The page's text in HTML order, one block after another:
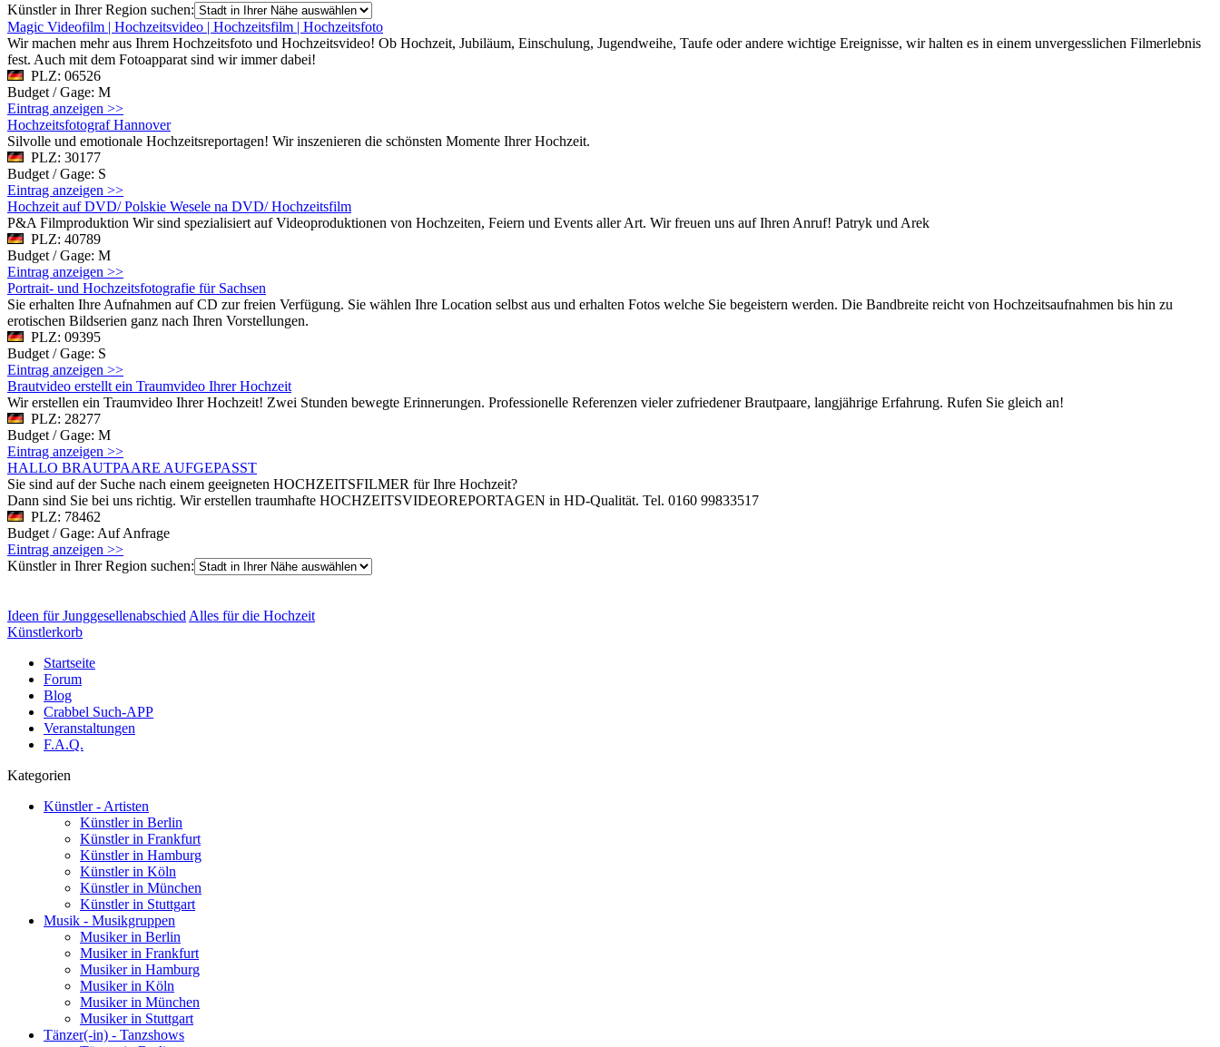
Künstler in Ihrer Region suchen:
Magic Videofilm | Hochzeitsvideo | Hochzeitsfilm | Hochzeitsfoto
Wir machen mehr aus Ihrem Hochzeitsfoto und Hochzeitsvideo! Ob Hochzeit, Jubiläum, Einschulung, Jugendweihe, Taufe oder andere wichtige Ereignisse, wir halten es in einem unvergesslichen Filmerlebnis
fest. Auch mit dem Fotoapparat sind wir immer dabei!
PLZ: 06526
Budget / Gage: M
Eintrag anzeigen >>
Hochzeitsfotograf Hannover
Silvolle und emotionale Hochzeitsreportagen! Wir inszenieren die schönsten Momente Ihrer Hochzeit.
PLZ: 30177
Budget / Gage: S
Eintrag anzeigen >>
Hochzeit auf DVD/ Polskie Wesele na DVD/ Hochzeitsfilm
P&A Filmproduktion Wir sind spezialisiert auf Videoproduktionen von Hochzeiten, Feiern und Events aller Art. Wir freuen uns auf Ihren Anruf! Patryk und Arek
PLZ: 40789
Budget / Gage: M
Eintrag anzeigen >>
Portrait- und Hochzeitsfotografie für Sachsen
Sie erhalten Ihre Aufnahmen auf CD zur freien Verfügung. Sie wählen Ihre Location selbst aus und erhalten Fotos welche Sie begeistern werden. Die Bandbreite reicht von Hochzeitsaufnahmen bis hin zu
erotischen Bildserien ganz nach Ihren Vorstellungen.
PLZ: 09395
Budget / Gage: S
Eintrag anzeigen >>
Brautvideo erstellt ein Traumvideo Ihrer Hochzeit
Wir erstellen ein Traumvideo Ihrer Hochzeit! Zwei Stunden bewegte Erinnerungen. Professionelle Referenzen vieler zufriedener Brautpaare, langjährige Erfahrung. Rufen Sie gleich an!
PLZ: 28277
Budget / Gage: M
Eintrag anzeigen >>
HALLO BRAUTPAARE AUFGEPASST
Sie sind auf der Suche nach einem geeigneten HOCHZEITSFILMER für Ihre Hochzeit?
Dann sind Sie bei uns richtig. Wir erstellen traumhafte HOCHZEITSVIDEOREPORTAGEN in HD-Qualität. Tel. 0160 99833517
PLZ: 78462
Budget / Gage: Auf Anfrage
Eintrag anzeigen >>
Künstler in Ihrer Region suchen:
Ideen für Junggesellenabschied Alles für die Hochzeit
Künstlerkorb
Startseite
Forum
Blog
Crabbel Such-APP
Veranstaltungen
F.A.Q.
Kategorien
Künstler - Artisten
Künstler in Berlin
Künstler in Frankfurt
Künstler in Hamburg
Künstler in Köln
Künstler in München
Künstler in Stuttgart
Musik - Musikgruppen
Musiker in Berlin
Musiker in Frankfurt
Musiker in Hamburg
Musiker in Köln
Musiker in München
Musiker in Stuttgart
Tänzer(-in) - Tanzshows